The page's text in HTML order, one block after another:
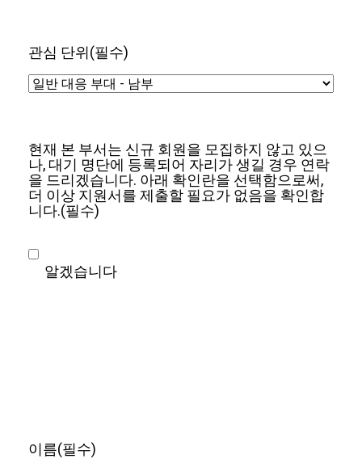
관심 단위(필수)
현재 본 부서는 신규 회원을 모집하지 않고 있으
나, 대기 명단에 등록되어 자리가 생길 경우 연락
을 드리겠습니다. 아래 확인란을 선택함으로써,
더 이상 지원서를 제출할 필요가 없음을 확인합
니다.(필수)
알겠습니다
이름(필수)